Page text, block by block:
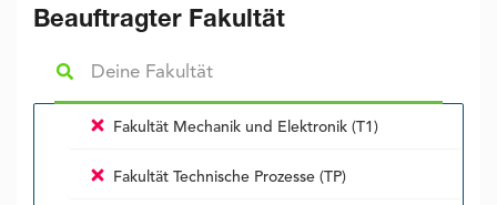
Beauftragter Fakultät
Fakultät Mechanik und Elektronik (T1)
Fakultät Technische Prozesse (TP)